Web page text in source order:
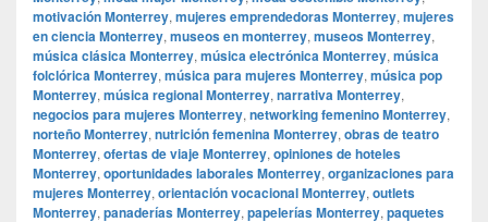
motivación Monterrey, mujeres emprendedoras Monterrey, mujeres
en ciencia Monterrey, museos en monterrey, museos Monterrey,
música clásica Monterrey, música electrónica Monterrey, música
folclórica Monterrey, música para mujeres Monterrey, música pop
Monterrey, música regional Monterrey, narrativa Monterrey,
negocios para mujeres Monterrey, networking femenino Monterrey,
norteño Monterrey, nutrición femenina Monterrey, obras de teatro
Monterrey, ofertas de viaje Monterrey, opiniones de hoteles
Monterrey, oportunidades laborales Monterrey, organizaciones para
mujeres Monterrey, orientación vocacional Monterrey, outlets
Monterrey, panaderías Monterrey, papelerías Monterrey, paquetes